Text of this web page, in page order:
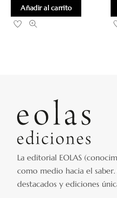
Añadir al carrito
La editorial EOLAS
como medio hacia el
destacados y ediciones